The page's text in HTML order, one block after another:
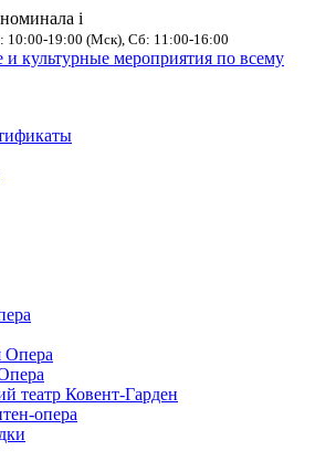
i
10:00-19:00 (Мск), Сб: 11:00-16:00
культурные мероприятия по всему
Опера
театр Ковент-Гарден
опера